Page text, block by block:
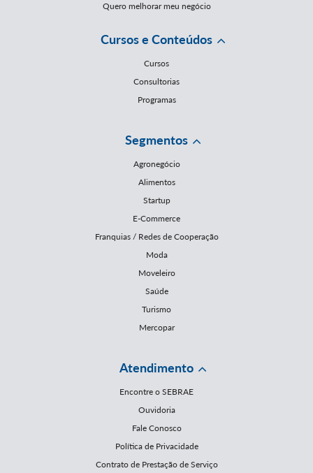
Quero melhorar meu negócio
Cursos e Conteúdos
Cursos
Consultorias
Programas
Segmentos
Agronegócio
Alimentos
Startup
E-Commerce
Franquias / Redes de Cooperação
Moda
Moveleiro
Saúde
Turismo
Mercopar
Atendimento
Encontre o SEBRAE
Ouvidoria
Fale Conosco
Política de Privacidade
Contrato de Prestação de Serviço